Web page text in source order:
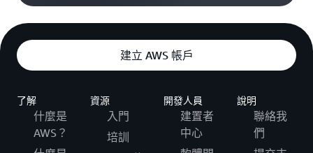
建立 AWS 帳戶
了解
什麼是
AWS？
資源
入門
培訓
開發人員
建置者
中心
說明
聯絡我
們